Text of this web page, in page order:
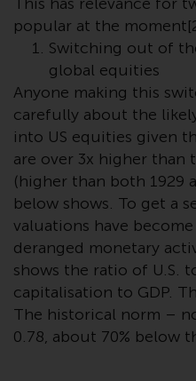
kollektiven
Juni 2006
durch die
verwaltete
der FINMA
dürfen in der
qualifizierten
von Artikel 10
angeboten
3ter KAG
Der Vertreter
verwalteten
ist FIRST
SERVICES LTD,
CH-8008
popular at the
Switching out of
global equities
Anyone making this
carefully about the
into US equities given
are over 3x higher
(higher than both 1929
below shows. To get a
valuations have
deranged monetary
shows the ratio of U.S.
capitalisation to GDP.
The historical norm –
0.78, about 70% below